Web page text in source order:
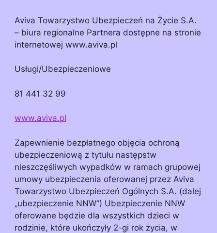
Aviva Towarzystwo Ubezpieczeń na Życie S.A.
– biura regionalne Partnera dostępne na stronie
internetowej www.aviva.pl
Usługi/Ubezpieczeniowe
81 441 32 99
www.aviva.pl
Zapewnienie bezpłatnego objęcia ochroną
ubezpieczeniową z tytułu następstw
nieszczęśliwych wypadków w ramach grupowej
umowy ubezpieczenia oferowanej przez Aviva
Towarzystwo Ubezpieczeń Ogólnych S.A. (dalej
„ubezpieczenie NNW”) Ubezpieczenie NNW
oferowane będzie dla wszystkich dzieci w
rodzinie, które ukończyły 2-gi rok życia, w